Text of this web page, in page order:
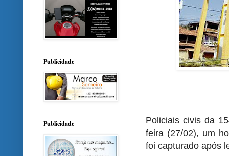
Policiais civis da
feira (27/02), um
foi capturado após
Publicidade
Publicidade